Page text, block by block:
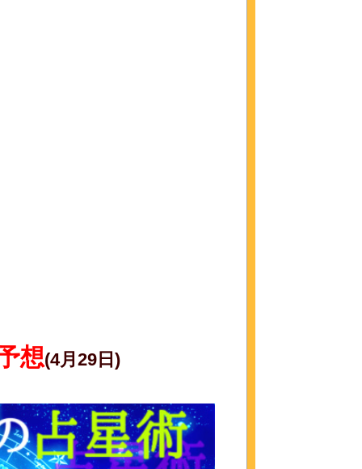
想(4月29日)